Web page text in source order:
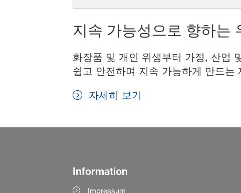
지속 가능성으로 향하는
화장품 및 개인 위생부터 가정, 산업
쉽고 안전하며 지속 가능하게 만드는
자세히 보기
Information
Impressum